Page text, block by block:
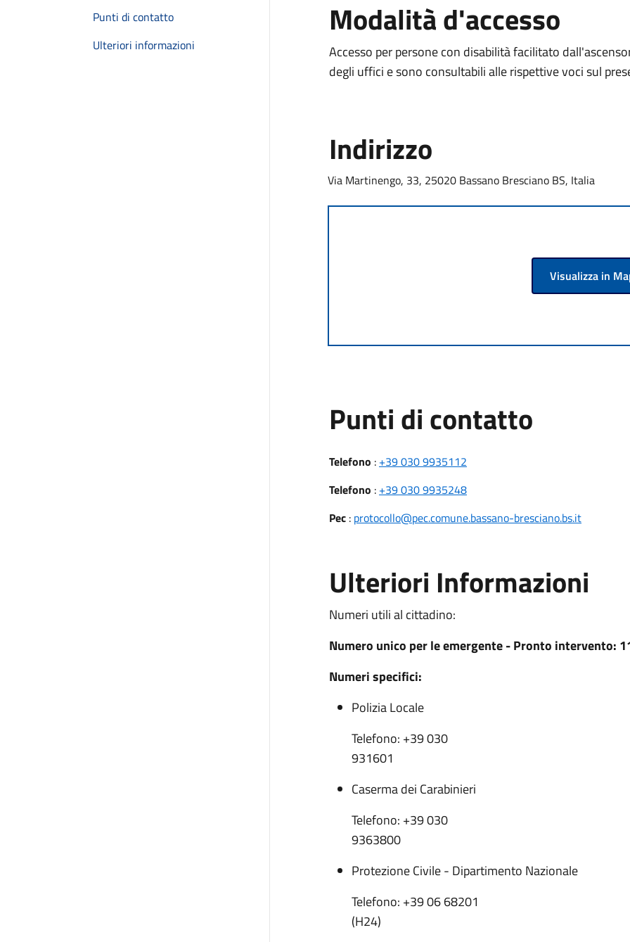
Punti di contatto
Ulteriori informazioni
Modalità d'accesso
Accesso per persone con disabilità facilitato
degli uffici e sono consultabili alle rispettive voci sul
Indirizzo
Via Martinengo, 33, 25020 Bassano Bresciano BS, Italia
Visualizza in
Punti di contatto
Telefono : +39 030 9935112
Telefono : +39 030 9935248
Pec: protocollo@pec.comune.bassano-bresciano.bs.it
Ulteriori Informazioni
Numeri utili al cittadino:
Numero unico per le emergente - Pronto intervento:
Numeri specifici:
Polizia Locale
Telefono: +39 030
931601
Caserma dei Carabinieri
Telefono: +39 030
9363800
Protezione Civile - Dipartimento Nazionale
Telefono: +39 06 68201
(H24)